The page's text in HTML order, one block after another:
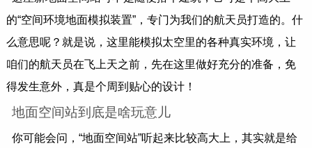
的“空间环境地面模拟装置”，专门为我们的航天员打造的。什
么意思呢？就是说，这里能模拟太空里的各种真实环境，让
咱们的航天员在飞上天之前，先在这里做好充分的准备，免
得发生意外，真是个周到贴心的设计！
地面空间站到底是啥玩意儿
你可能会问，“地面空间站”听起来比较高大上，其实就是给